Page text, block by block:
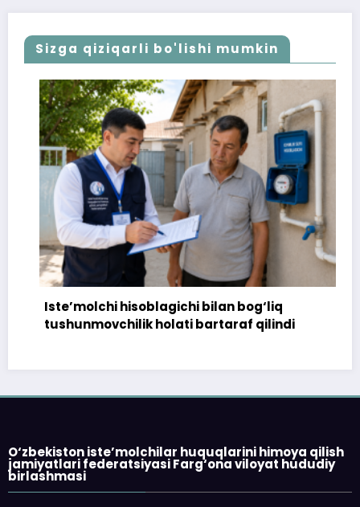
Sizga qiziqarli bo'lishi mumkin
Iste’molchi hisoblagichi bilan bog‘liq
tushunmovchilik holati bartaraf qilindi
O‘zbekiston iste’molchilar huquqlarini himoya qilish
jamiyatlari federatsiyasi Farg‘ona viloyat hududiy
birlashmasi